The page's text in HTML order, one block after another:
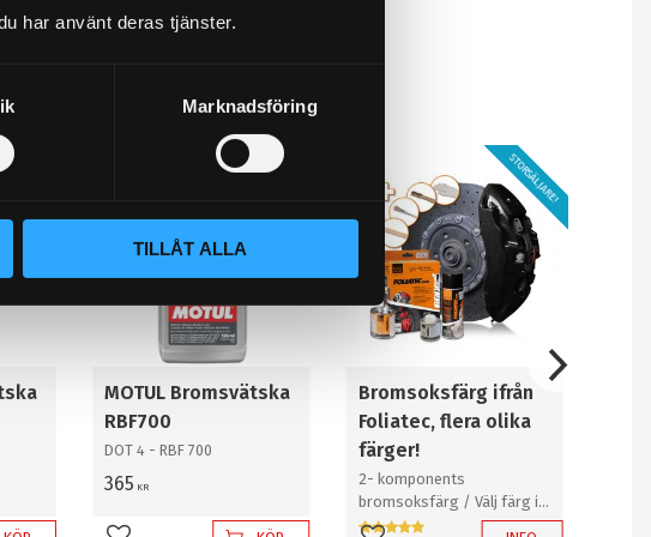
har använt deras tjänster.
Marknadsföring
TILLÅT ALLA
gör du detta under menyn "Val
STORSÄLJARE!
MOTUL Bromsvätska
RBF700
DOT 4 - RBF 700
365 KR
Bromsoksfärg ifrån
Foliatec, flera olika
färger!
2- komponents
bromsoksfärg / Välj färg i
rullistan
STORSÄLJARE!